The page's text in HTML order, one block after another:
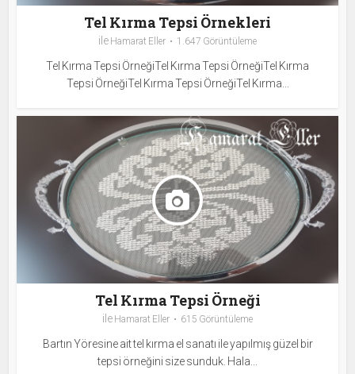
Tel Kırma Tepsi Örnekleri
ile Hamarat Eller 1.647 Görüntüleme
Tel Kırma Tepsi ÖrneğiTel Kırma Tepsi ÖrneğiTel Kırma
Tepsi ÖrneğiTel Kırma Tepsi ÖrneğiTel Kırma...
Tel Kırma Tepsi Örneği
ile Hamarat Eller 615 Görüntüleme
Bartın Yöresine ait tel kırma el sanatı ile yapılmış güzel bir
tepsi örneğini size sunduk. Hala...